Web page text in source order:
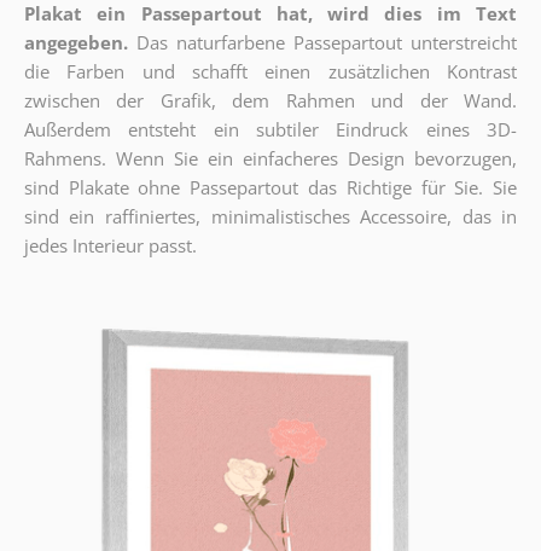
Plakat ein Passepartout hat, wird dies im Text
angegeben. Das naturfarbene Passepartout unterstreicht
die Farben und schafft einen zusätzlichen Kontrast
zwischen der Grafik, dem Rahmen und der Wand.
Außerdem entsteht ein subtiler Eindruck eines 3D-
Rahmens. Wenn Sie ein einfacheres Design bevorzugen,
sind Plakate ohne Passepartout das Richtige für Sie. Sie
sind ein raffiniertes, minimalistisches Accessoire, das in
jedes Interieur passt.